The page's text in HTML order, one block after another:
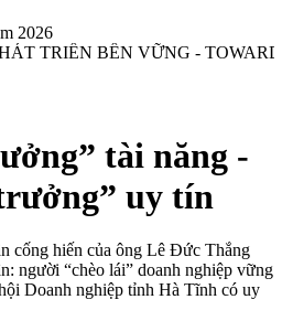
2026
VỮNG - TOWARDS
tài năng -
uy tín
cống hiến của ông Lê Đức Thắng
người “chèo lái” doanh nghiệp vững
Doanh nghiệp tỉnh Hà Tĩnh có uy